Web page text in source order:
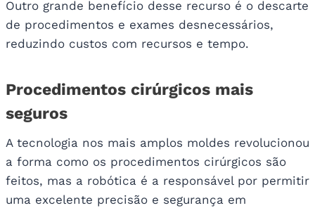
Outro grande benefício desse recurso é o descarte
de procedimentos e exames desnecessários,
reduzindo custos com recursos e tempo.
Procedimentos cirúrgicos mais
seguros
A tecnologia nos mais amplos moldes revolucionou
a forma como os procedimentos cirúrgicos são
feitos, mas a robótica é a responsável por permitir
uma excelente precisão e segurança em